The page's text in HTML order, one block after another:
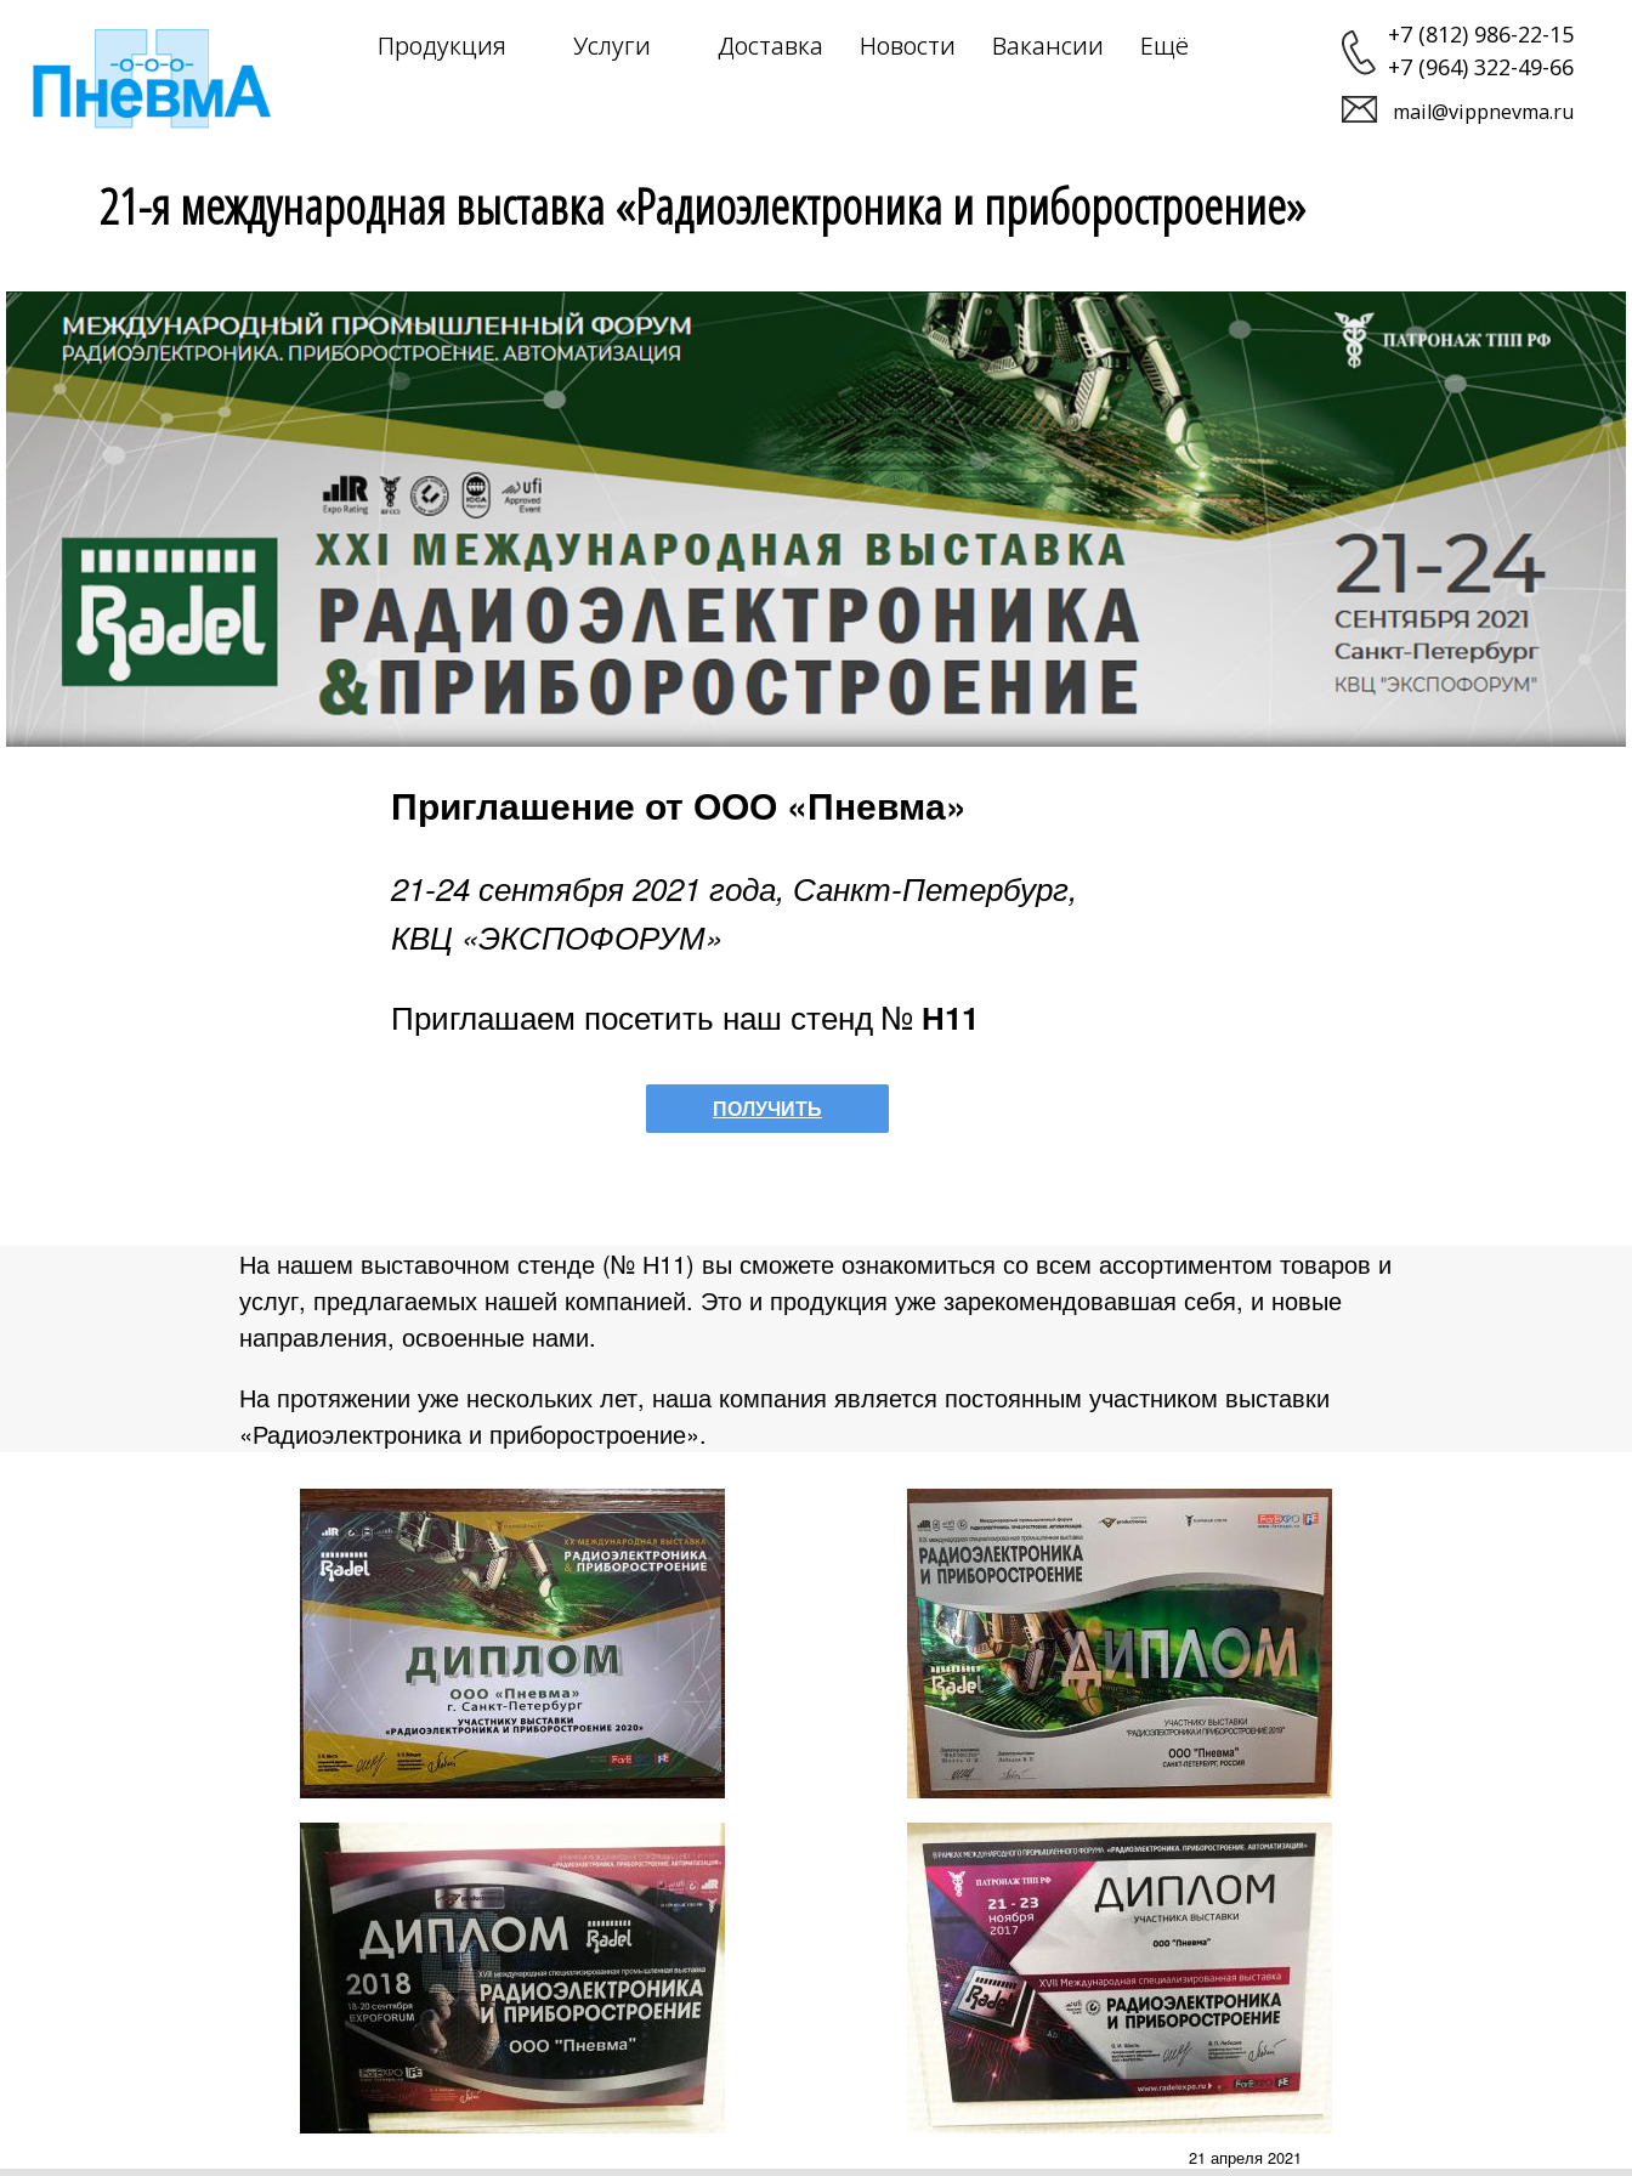
Продукция Услуги Доставка Новости Вакансии Ещё
+7 (812) 986-22-15
+7 (964) 322-49-66
mail@vippnevma.ru
21-я международная выставка «Радиоэлектроника и приборостроение»
Приглашение от ООО «Пневма»
21-24 сентября 2021 года, Санкт-Петербург,
КВЦ «ЭКСПОФОРУМ»
Приглашаем посетить наш стенд № Н11
ПОЛУЧИТЬ
На нашем выставочном стенде (№ Н11) вы сможете ознакомиться со всем ассортиментом товаров и
услуг, предлагаемых нашей компанией. Это и продукция уже зарекомендовавшая себя, и новые
направления, освоенные нами.
На протяжении уже нескольких лет, наша компания является постоянным участником выставки
«Радиоэлектроника и приборостроение».
21 апреля 2021